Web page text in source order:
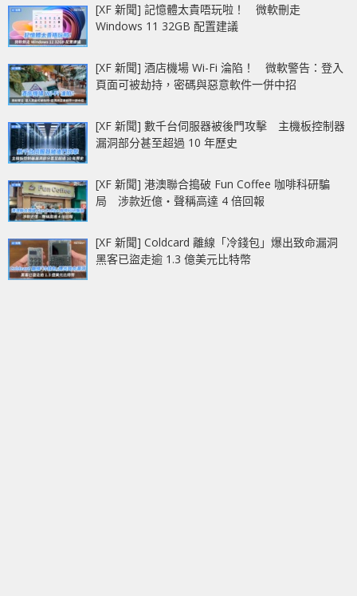
[XF 新聞] 記憶體太貴唔玩啦！ 微軟刪走
Windows 11 32GB 配置建議
[XF 新聞] 酒店機場 Wi-Fi 淪陷！ 微軟警告：登入
頁面可被劫持，密碼與惡意軟件一併中招
[XF 新聞] 數千台伺服器被後門攻擊 主機板控制器
漏洞部分甚至超過 10 年歷史
[XF 新聞] 港澳聯合搗破 Fun Coffee 咖啡科研騙
局 涉款近億‧聲稱高達 4 倍回報
[XF 新聞] Coldcard 離線「冷錢包」爆出致命漏洞
黑客已盜走逾 1.3 億美元比特幣